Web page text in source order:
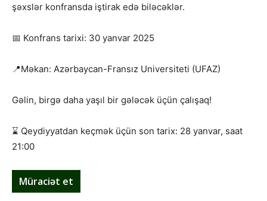
şəxslər konfransda iştirak edə biləcəklər.
📅 Konfrans tarixi: 30 yanvar 2025
📍Məkan: Azərbaycan-Fransız Universiteti (UFAZ)
Gəlin, birgə daha yaşıl bir gələcək üçün çalışaq!
⌛ Qeydiyyatdan keçmək üçün son tarix: 28 yanvar, saat
21:00
Müraciət et